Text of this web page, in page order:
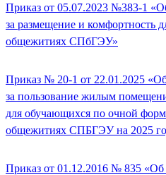
Приказ от 05.07.2023 №383-1
за размещение и комфортность
общежитиях СПбГЭУ»
Приказ № 20-1 от 22.01.2025
за пользование жилым
для обучающихся по очной
общежитиях СПБГЭУ на 2025
Приказ от 01.12.2016 № 835